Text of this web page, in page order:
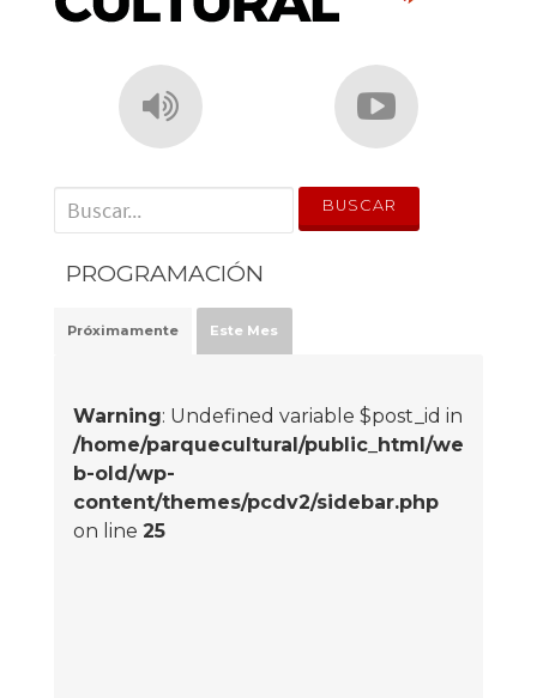
' . __('Search for:') . '
PROGRAMACIÓN
Próximamente Este Mes
Warning: Undefined variable $post_id in
/home/parquecultural/public_html/we
b-old/wp-
content/themes/pcdv2/sidebar.php
on line 25